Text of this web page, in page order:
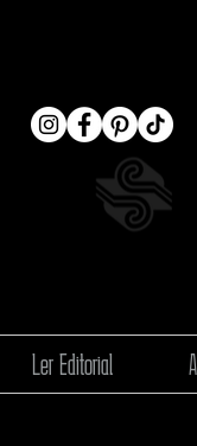
Ler Editorial